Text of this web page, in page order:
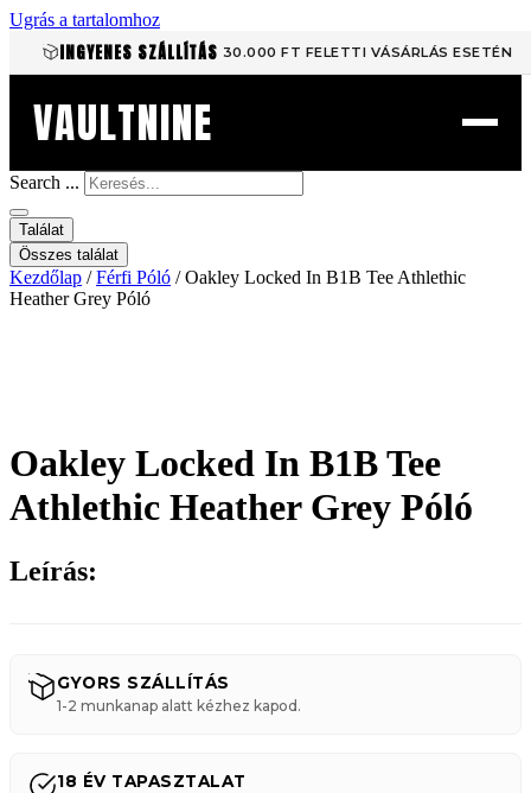
Ugrás a tartalomhoz
INGYENES SZÁLLÍTÁS 30.000 FT FELETTI VÁSÁRLÁS ESETÉN
VAULTNINE
Search ...
Találat
Összes találat
Kezdőlap /Férfi Póló / Oakley Locked In B1B Tee Athlethic
Heather Grey Póló
Oakley Locked In B1B Tee
Athlethic Heather Grey Póló
Leírás:
GYORS SZÁLLÍTÁS
1-2 munkanap alatt kézhez kapod.
18 ÉV TAPASZTALAT